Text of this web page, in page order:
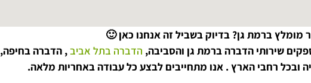
ברמת גן? בדיוק בשביל זה אנחנו כאן 🙂
שירותי הדברה ברמת גן והסביבה, הדברה בתל אביב, הדברה בחיפה,
ובכל רחבי הארץ . אנו מתחייבים לבצע כל עבודה באחריות מלאה.